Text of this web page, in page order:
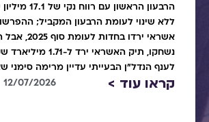
הרבעון הראשון עם
ללא שינוי לעומת הרבעון המקביל;
אשראי ירדו בחדות
נשחקו, תיק האשראי ירד
לענף הנדל"ן הבעייתי עדיין מרימה סימני
קראו עוד > 12/07/2026